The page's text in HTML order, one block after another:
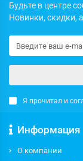
Будьте в центре
Новинки, скидки,
Я прочитал и
Информация
О компании